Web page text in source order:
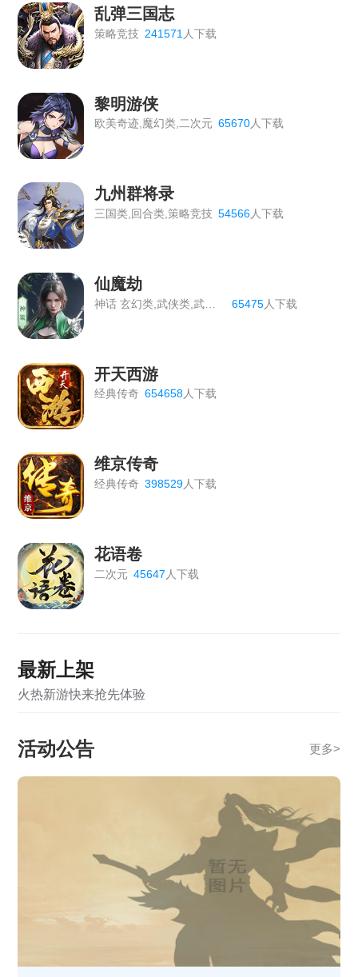
乱弹三国志
策略竞技 241571 人下载
黎明游侠
欧美奇迹,魔幻类,二次元 65670人下载
九州群将录
三国类,回合类,策略竞技 54566人下载
仙魔劫
神话 玄幻类,武侠类,武侠修仙 65475人下载
开天西游
经典传奇 654658人下载
维京传奇
经典传奇 398529人下载
花语卷
二次元 45647 人下载
最新上架
火热新游快来抢先体验
活动公告 更多>